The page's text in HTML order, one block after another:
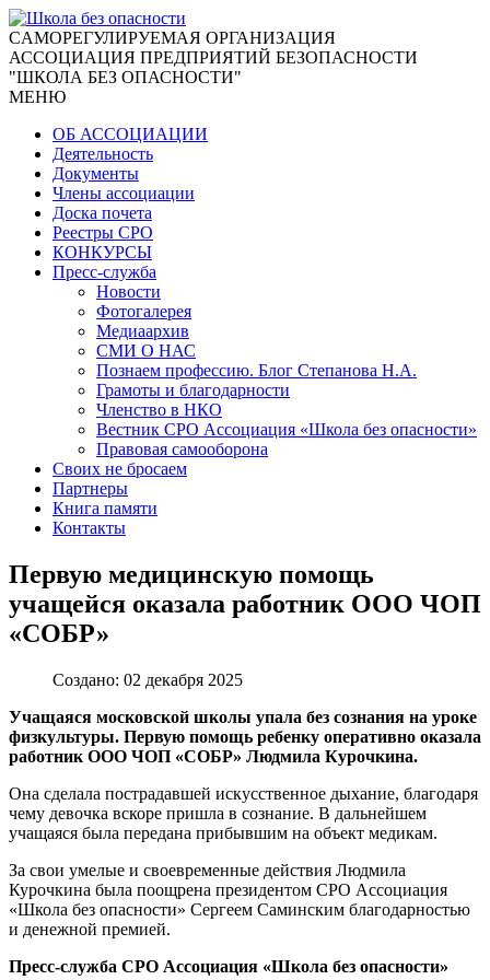
CАМОРЕГУЛИРУЕМАЯ ОРГАНИЗАЦИЯ
АССОЦИАЦИЯ ПРЕДПРИЯТИЙ БЕЗОПАСНОСТИ
"ШКОЛА БЕЗ ОПАСНОСТИ"
МЕНЮ
ОБ АССОЦИАЦИИ
Деятельность
Документы
Члены ассоциации
Доска почета
Реестры СРО
КОНКУРСЫ
Пресс-служба
Новости
Фотогалерея
Медиаархив
СМИ О НАС
Познаем профессию. Блог Степанова Н.А.
Грамоты и благодарности
Членство в НКО
Вестник СРО Ассоциация «Школа без опасности»
Правовая самооборона
Своих не бросаем
Партнеры
Книга памяти
Контакты
Первую медицинскую помощь
учащейся оказала работник ООО ЧОП
«СОБР»
Создано: 02 декабря 2025
Учащаяся московской школы упала без сознания на уроке
физкультуры. Первую помощь ребенку оперативно оказала
работник ООО ЧОП «СОБР» Людмила Курочкина.
Она сделала пострадавшей искусственное дыхание, благодаря
чему девочка вскоре пришла в сознание. В дальнейшем
учащаяся была передана прибывшим на объект медикам.
За свои умелые и своевременные действия Людмила
Курочкина была поощрена президентом СРО Ассоциация
«Школа без опасности» Сергеем Саминским благодарностью
и денежной премией.
Пресс-служба СРО Ассоциация «Школа без опасности»